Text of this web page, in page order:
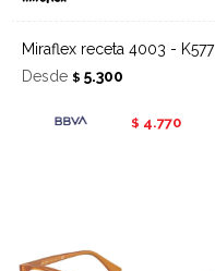
Miraflex receta 4003 - K577
Desde $ 5.300
$ 4.770